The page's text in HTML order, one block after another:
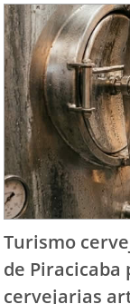
Turismo
de Piracicaba
cervejarias